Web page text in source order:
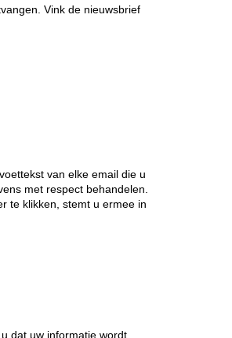
Vink de nieuwsbrief
van elke email die u
met respect behandelen.
te klikken, stemt u ermee in
dat uw informatie wordt